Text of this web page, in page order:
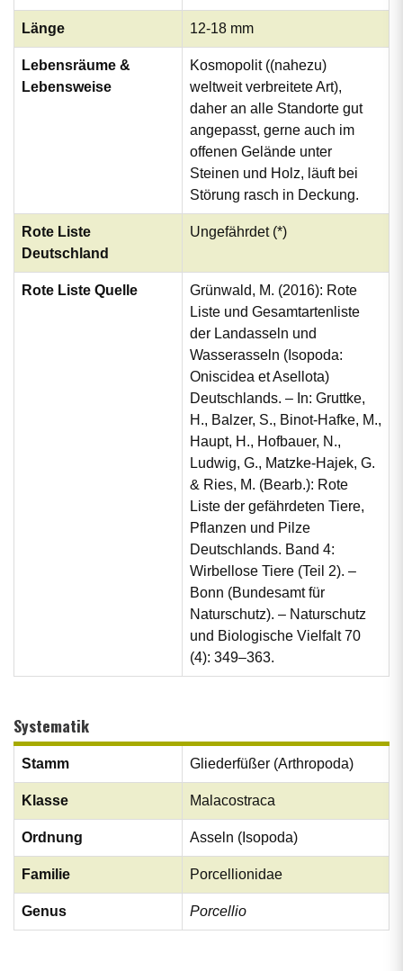
Länge 12-18 mm
Lebensräume &
Lebensweise
Kosmopolit ((nahezu)
weltweit verbreitete Art),
daher an alle Standorte gut
angepasst, gerne auch im
offenen Gelände unter
Steinen und Holz, läuft bei
Störung rasch in Deckung.
Rote Liste
Deutschland
Ungefährdet (*)
Rote Liste Quelle
Grünwald, M. (2016): Rote
Liste und Gesamtartenliste
der Landasseln und
Wasserasseln (Isopoda:
Oniscidea et Asellota)
Deutschlands. – In: Gruttke,
H., Balzer, S., Binot-Hafke, M.,
Haupt, H., Hofbauer, N.,
Ludwig, G., Matzke-Hajek, G.
& Ries, M. (Bearb.): Rote
Liste der gefährdeten Tiere,
Pflanzen und Pilze
Deutschlands. Band 4:
Wirbellose Tiere (Teil 2). –
Bonn (Bundesamt für
Naturschutz). – Naturschutz
und Biologische Vielfalt 70
(4): 349–363.
Systematik
Stamm Gliederfüßer (Arthropoda)
Klasse Malacostraca
Ordnung Asseln (Isopoda)
Familie Porcellionidae
Genus Porcellio